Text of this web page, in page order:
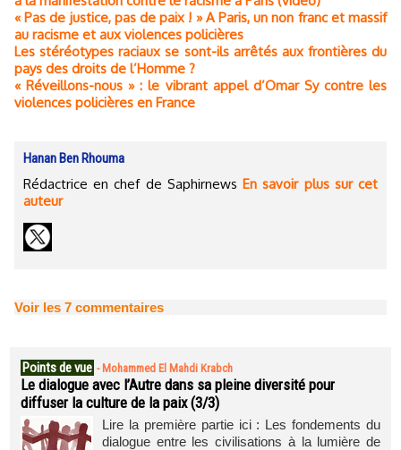
« Pas de justice, pas de paix ! » A Paris, un non franc et massif
au racisme et aux violences policières
Les stéréotypes raciaux se sont-ils arrêtés aux frontières du
pays des droits de l’Homme ?
« Réveillons-nous » : le vibrant appel d’Omar Sy contre les
violences policières en France
Hanan Ben Rhouma
Rédactrice en chef de SaphirnewsEn savoir plus sur cet
auteur
Voir les 7 commentaires
Points de vue - Mohammed El Mahdi Krabch
Le dialogue avec l’Autre dans sa pleine diversité pour
diffuser la culture de la paix (3/3)
Lire la première partie ici : Les fondements du
dialogue entre les civilisations à la lumière de